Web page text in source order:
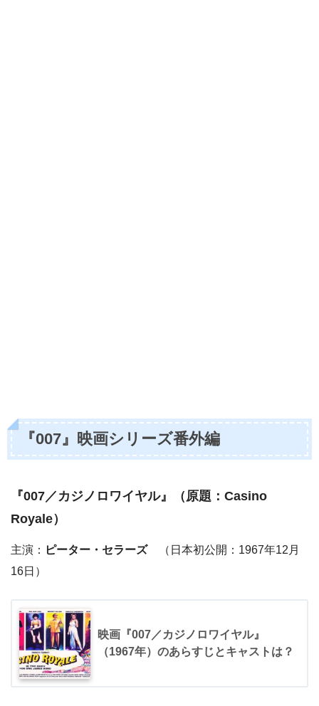
『007』映画シリーズ番外編
『007／カジノロワイヤル』（原題：Casino
Royale）
主演： ピーター・セラーズ（日本初公開：1967年12月
16日）
映画『007／カジノロワイヤル』
（1967年）のあらすじとキャストは？